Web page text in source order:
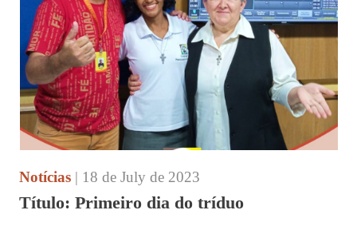
Notícias | 18 de July de 2023
Título: Primeiro dia do tríduo